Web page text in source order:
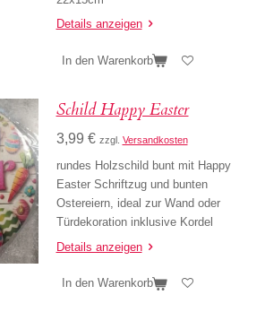
Details anzeigen
In den Warenkorb
Schild Happy Easter
3,99 € zzgl. Versandkosten
rundes Holzschild bunt mit Happy
Easter Schriftzug und bunten
Ostereiern, ideal zur Wand oder
Türdekoration inklusive Kordel
Details anzeigen
In den Warenkorb